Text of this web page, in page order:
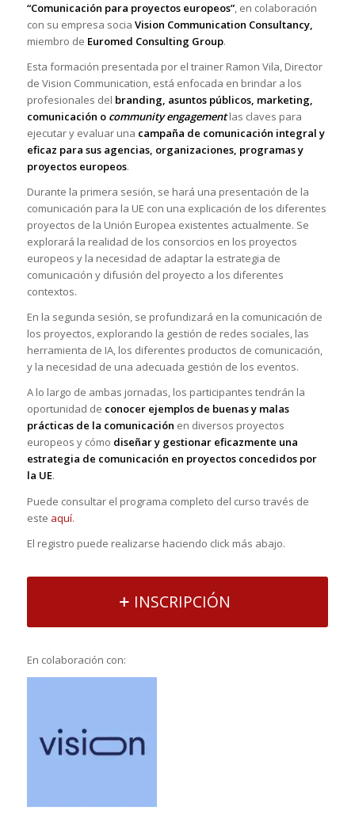
“Comunicación para proyectos europeos”, en colaboración
con su empresa socia Vision Communication Consultancy,
miembro de Euromed Consulting Group.
Esta formación presentada por el trainer Ramon Vila, Director
de Vision Communication, está enfocada en brindar a los
profesionales del branding, asuntos públicos, marketing,
comunicación o community engagementlas claves para
ejecutar y evaluar una campaña de comunicación integral y
eficaz para sus agencias, organizaciones, programas y
proyectos europeos.
Durante la primera sesión, se hará una presentación de la
comunicación para la UE con una explicación de los diferentes
proyectos de la Unión Europea existentes actualmente. Se
explorará la realidad de los consorcios en los proyectos
europeos y la necesidad de adaptar la estrategia de
comunicación y difusión del proyecto a los diferentes
contextos.
En la segunda sesión, se profundizará en la comunicación de
los proyectos, explorando la gestión de redes sociales, las
herramienta de IA, los diferentes productos de comunicación,
y la necesidad de una adecuada gestión de los eventos.
A lo largo de ambas jornadas, los participantes tendrán la
oportunidad de conocer ejemplos de buenas y malas
prácticas de la comunicación en diversos proyectos
europeos y cómo diseñar y gestionar eficazmente una
estrategia de comunicación en proyectos concedidos por
la UE.
Puede consultar el programa completo del curso través de
este aquí.
El registro puede realizarse haciendo click más abajo.
INSCRIPCIÓN
En colaboración con: